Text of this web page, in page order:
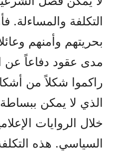
التكلفة والمساءلة.
بحريتهم وأمنهم
مدى عقود دفاعاً عن
راكموا شكلاً من
الذي لا يمكن
خلال الروايات
السياسي. هذه